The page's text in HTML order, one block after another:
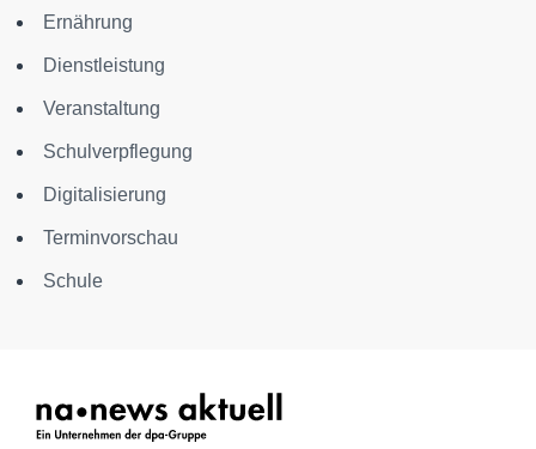
Ernährung
Dienstleistung
Veranstaltung
Schulverpflegung
Digitalisierung
Terminvorschau
Schule